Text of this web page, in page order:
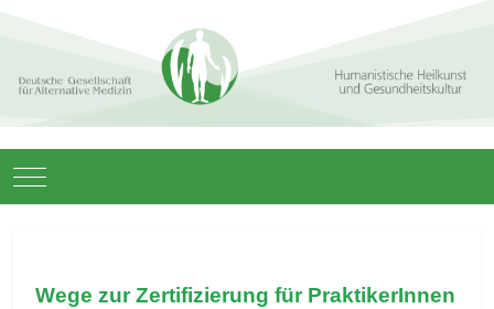
Mobile Menu Toggle
Wege zur Zertifizierung für PraktikerInnen